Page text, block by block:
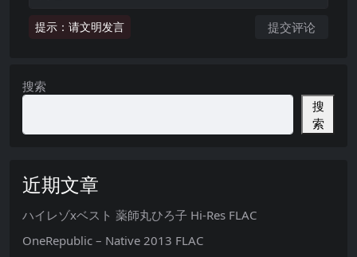
提示：请文明发言
搜索
搜
索
近期文章
ハイレゾxベスト 薬師丸ひろ子 Hi-Res FLAC
OneRepublic – Native 2013 FLAC